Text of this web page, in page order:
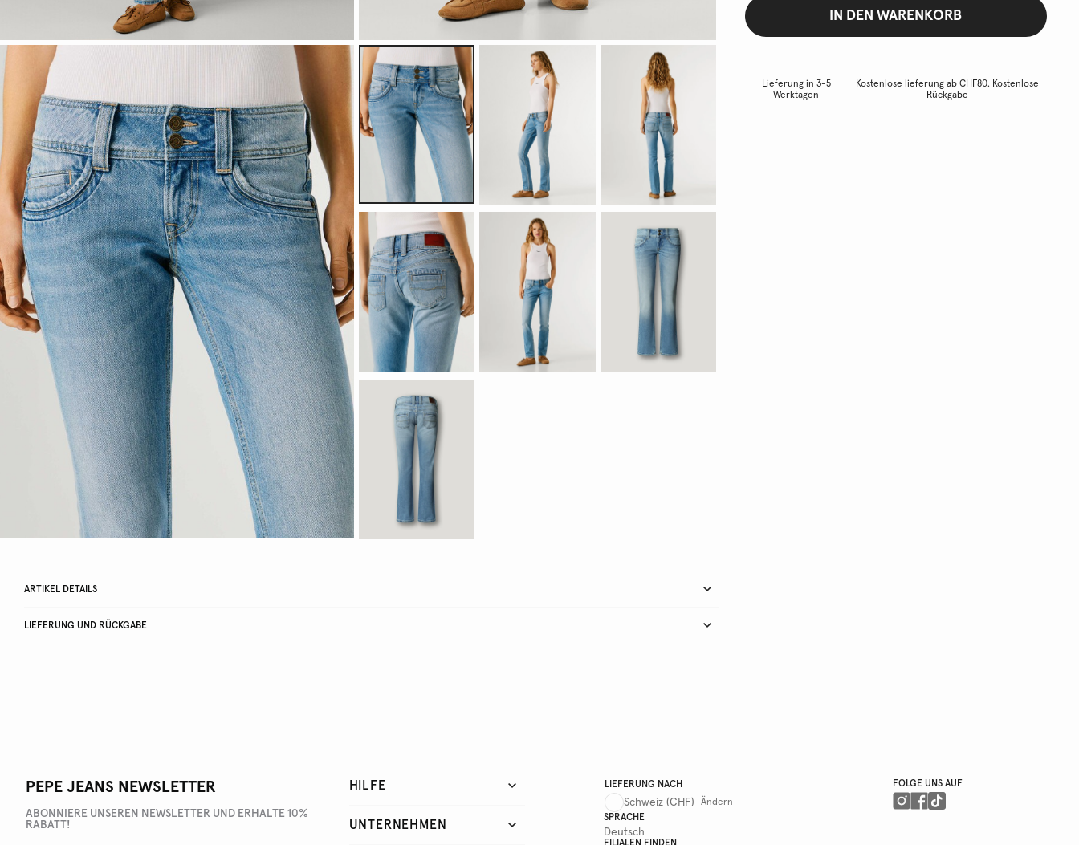
IN DEN WARENKORB
Lieferung in 3-5
Werktagen
Kostenlose lieferung ab CHF80. Kostenlose
Rückgabe
ARTIKEL DETAILS
LIEFERUNG UND RÜCKGABE
PEPE JEANS NEWSLETTER
ABONNIERE UNSEREN NEWSLETTER UND ERHALTE 10%
RABATT!
HILFE
UNTERNEHMEN
LIEFERUNG NACH
Schweiz (CHF)
Ändern
SPRACHE
Deutsch
FOLGE UNS AUF